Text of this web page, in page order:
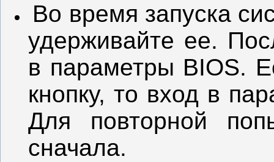
Во время запуска
удерживайте ее.
в параметры BIOS.
кнопку, то вход в
Для повторной
сначала.